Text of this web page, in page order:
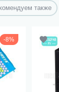
также
8%